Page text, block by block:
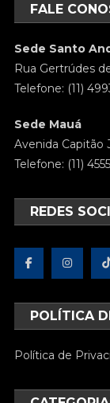
FALE
Sede Santo
Rua Gertrúdes
Telefone: (11)
Sede Mauá
Avenida Capitão
Telefone: (11)
REDES
POLÍTICA
Política de